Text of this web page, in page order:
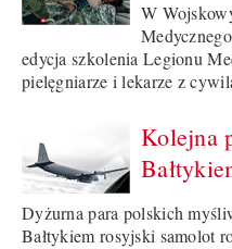
W
edycja szkolenia Legionu
pielęgniarze i lekarze z
Kolejna
Dyżurna para polskich
Bałtykiem rosyjski samolot